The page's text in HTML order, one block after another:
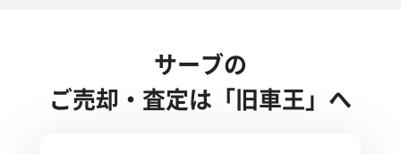
サーブの
ご売却・査定は「旧車王」へ